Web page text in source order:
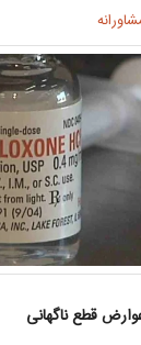
قطع ناگهانی